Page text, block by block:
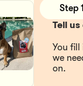
Step 1
Tell
You
we
on.